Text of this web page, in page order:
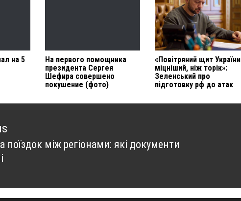
на 5
На первого помощника
президента Сергея
Шефира совершено
покушение (фото)
«Повітряний щит України
міцніший, ніж торік»:
Зеленський про
підготовку рф до атак
поїздок між регіонами: які документи